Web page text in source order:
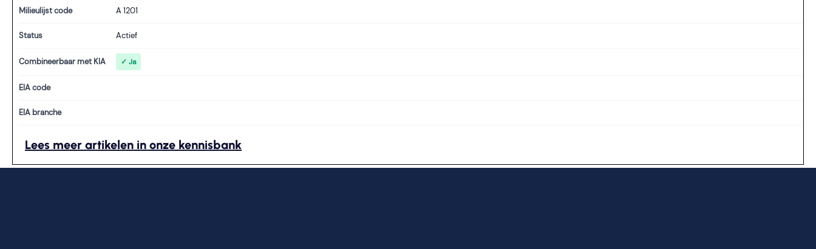
Milieulijst code A 1201
Status Actief
Combineerbaar met KIA ✓ Ja
EIA code
EIA branche
Lees meer artikelen in onze kennisbank